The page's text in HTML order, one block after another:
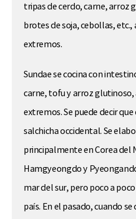
tripas de cerdo, carne, arroz
brotes de soja, cebollas,
extremos.
Sundae se cocina con
carne, tofu y arroz glutinoso,
extremos. Se puede decir
salchicha occidental. Se
principalmente en Corea del
Hamgyeongdo y
mar del sur, pero poco a
país. En el pasado, cuando